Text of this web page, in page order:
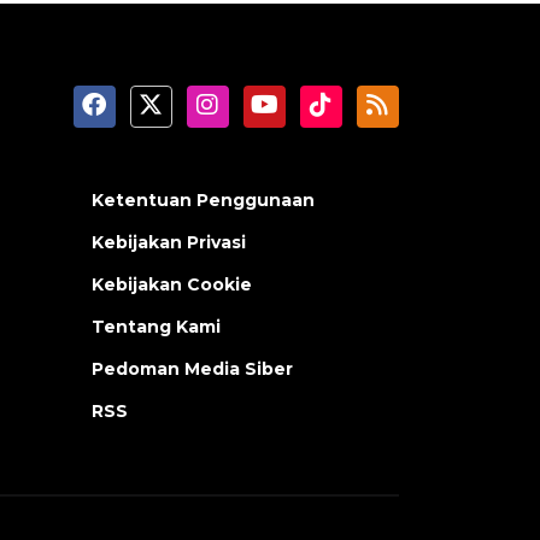
Ketentuan Penggunaan
Kebijakan Privasi
Kebijakan Cookie
Tentang Kami
Pedoman Media Siber
RSS